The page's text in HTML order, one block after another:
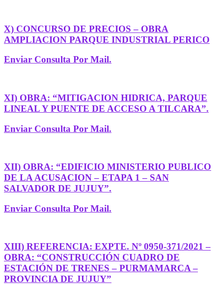
X) CONCURSO DE PRECIOS – OBRA
AMPLIACION PARQUE INDUSTRIAL PERICO
Enviar Consulta Por Mail.
XI) OBRA: “MITIGACION HIDRICA, PARQUE
LINEAL Y PUENTE DE ACCESO A TILCARA”.
Enviar Consulta Por Mail.
XII) OBRA: “EDIFICIO MINISTERIO PUBLICO
DE LA ACUSACION – ETAPA 1 – SAN
SALVADOR DE JUJUY”.
Enviar Consulta Por Mail.
XIII) REFERENCIA: EXPTE. Nº 0950-371/2021 –
OBRA: “CONSTRUCCIÓN CUADRO DE
ESTACIÓN DE TRENES – PURMAMARCA –
PROVINCIA DE JUJUY”